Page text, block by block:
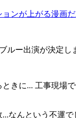
ンが上がる漫画だ
ルー出演が決定
きに... 工事現場
なんという不運